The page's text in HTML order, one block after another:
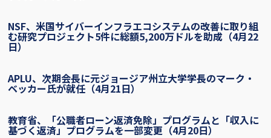
NSF、米国サイバーインフラエコシステムの改善に取り組
む研究プロジェクト5件に総額5,200万ドルを助成（4月22
日）
APLU、次期会長に元ジョージア州立大学学長のマーク・
ベッカー氏が就任（4月21日）
教育省、「公職者ローン返済免除」プログラムと「収入に
基づく返済」プログラムを一部変更（4月20日）